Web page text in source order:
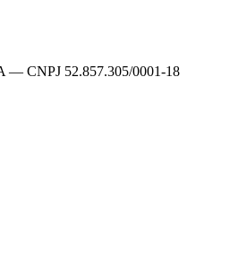
CNPJ 52.857.305/0001-18